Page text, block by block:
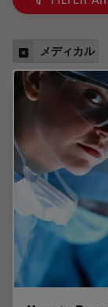
メディカル